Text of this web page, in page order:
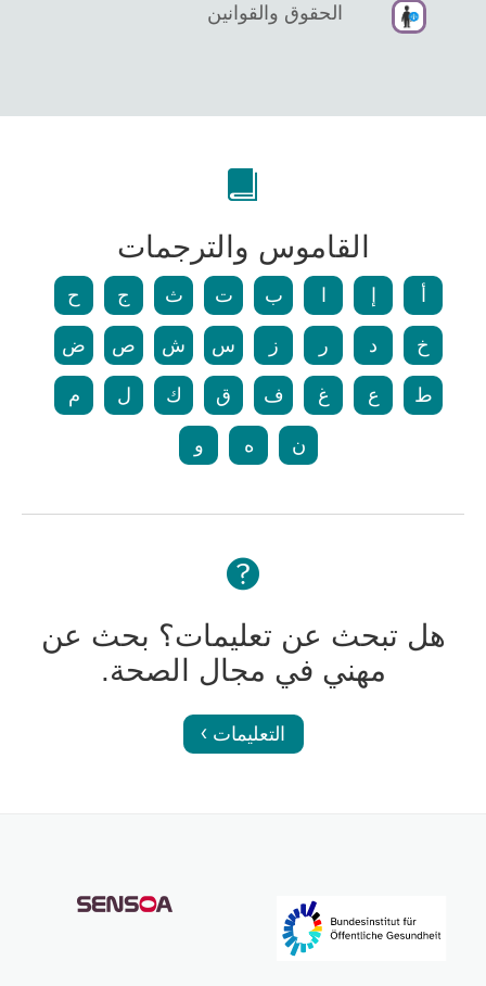
الحقوق والقوانين
القاموس والترجمات
أ إ ا ب ت ث ج ح
خ د ر ز س ش ص ض
ط ع غ ف ق ك ل م
ن ه و
هل تبحث عن تعليمات؟ بحث عن
مهني في مجال الصحة.
التعليمات